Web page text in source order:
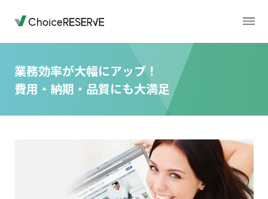
トップページ
業種から選ぶ デモサイト
業務効率が大幅にアップ！
費用・納期・品質にも大満足